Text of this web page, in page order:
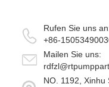
Rufen Sie uns
+86-
Mailen Sie uns:
NO. 1192, Xinhu